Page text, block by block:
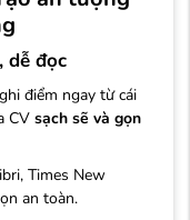
dễ đọc
điểm ngay từ cái
CV sạch sẽ và gọn
Times New
an toàn.